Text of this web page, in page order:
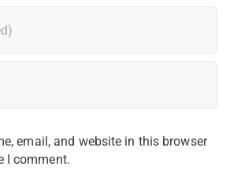
email, and website in this browser
I comment.